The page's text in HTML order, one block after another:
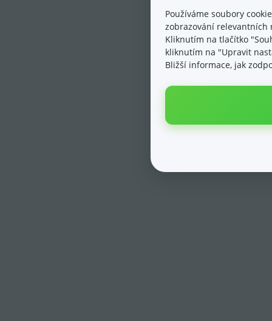
Používáme soubory
zobrazování relevantních
Kliknutím na tlačítko
kliknutím na "Upravit
Bližší informace, jak